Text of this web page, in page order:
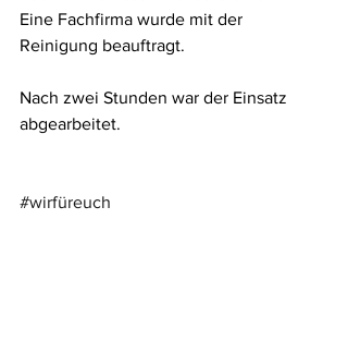
Eine Fachfirma wurde mit der
Reinigung beauftragt.
Nach zwei Stunden war der Einsatz
abgearbeitet.
#wirfüreuch